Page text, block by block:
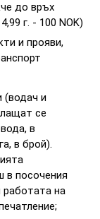
до връх
г. - 100 NOK)
и прояви,
(водач и
се
в
в брой).
в посочения
работата на